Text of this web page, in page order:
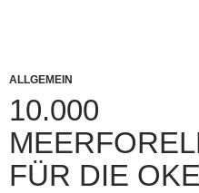
ALLGEMEIN
10.000
FÜR DIE